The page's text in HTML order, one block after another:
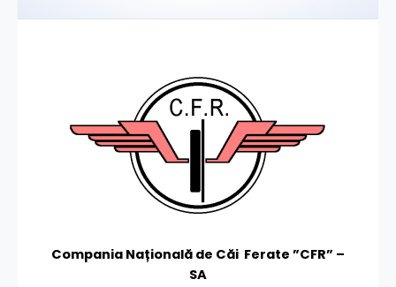
Compania Națională de Căi Ferate ”CFR” –
SA